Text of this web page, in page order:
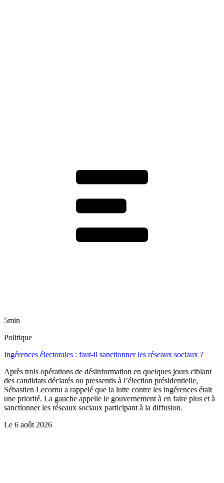
5min
Politique
Ingérences électorales : faut-il sanctionner les réseaux sociaux ?
Après trois opérations de désinformation en quelques jours ciblant
des candidats déclarés ou pressentis à l’élection présidentielle,
Sébastien Lecornu a rappelé que la lutte contre les ingérences était
une priorité. La gauche appelle le gouvernement à en faire plus et à
sanctionner les réseaux sociaux participant à la diffusion.
Le 6 août 2026